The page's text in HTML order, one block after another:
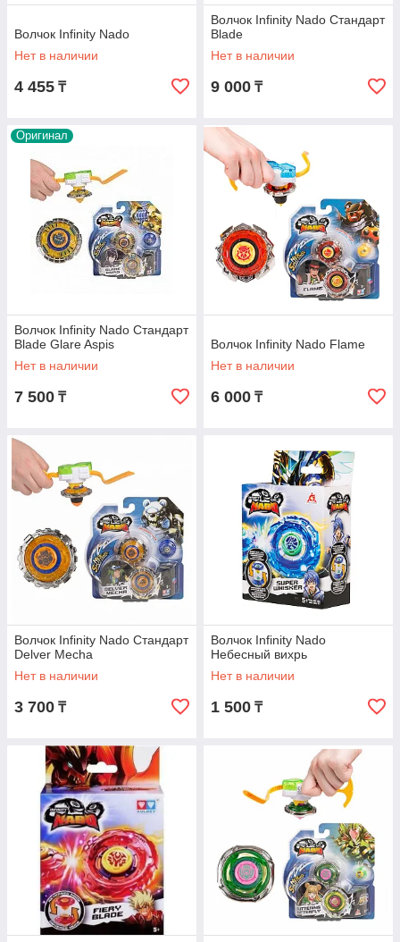
Волчок Infinity Nado
Нет в наличии
4 455 ₸
Волчок Infinity Nado Стандарт
Blade
Нет в наличии
9 000 ₸
Оригинал
Волчок Infinity Nado Стандарт
Blade Glare Aspis
Нет в наличии
7 500 ₸
Волчок Infinity Nado Flame
Нет в наличии
6 000 ₸
Волчок Infinity Nado Стандарт
Delver Mecha
Нет в наличии
3 700 ₸
Волчок Infinity Nado
Небесный вихрь
Нет в наличии
1 500 ₸